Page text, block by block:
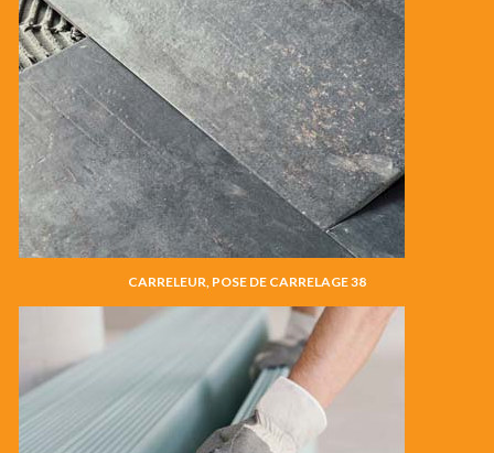
CARRELEUR, POSE DE CARRELAGE 38